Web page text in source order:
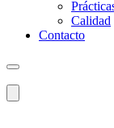
Calidad
Contacto